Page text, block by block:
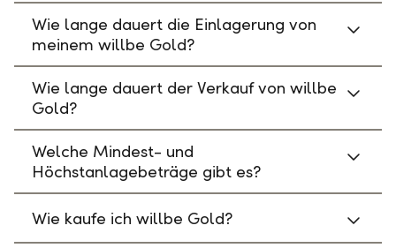
Wie lange dauert die Einlagerung von
meinem willbe Gold?
Wie lange dauert der Verkauf von willbe
Gold?
Welche Mindest- und
Höchstanlagebeträge gibt es?
Wie kaufe ich willbe Gold?